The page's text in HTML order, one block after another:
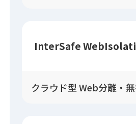
InterSafe
クラウド型 Web分離・